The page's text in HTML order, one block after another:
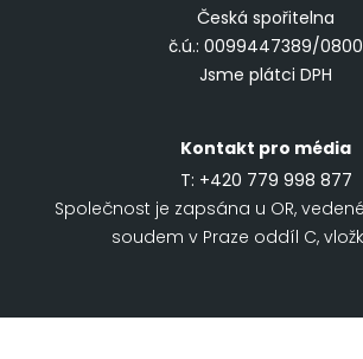
Česká spořitelna
č.ú.: 0099447389/0800
Jsme plátci DPH
Kontakt pro média
T: +420 779 998 877
Společnost je zapsána u OR,
soudem v Praze oddíl C,